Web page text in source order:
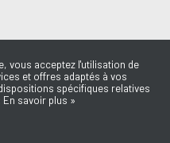
WELCOME TO MY
vous acceptez l'utilisation de
et offres adaptés à vos
spécifiques relatives
En savoir plus »